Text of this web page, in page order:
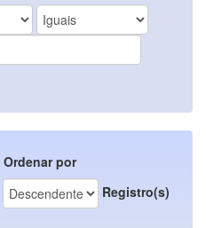
Ordenar por
Registro(s)